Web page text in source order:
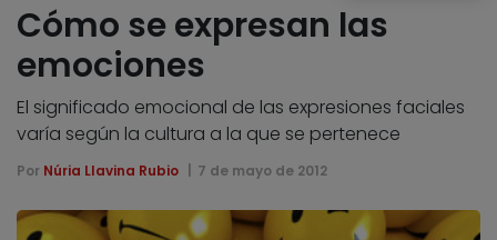
Cómo se expresan las
emociones
El significado emocional de las expresiones faciales
varía según la cultura a la que se pertenece
Por Núria Llavina Rubio 7 de mayo de 2012